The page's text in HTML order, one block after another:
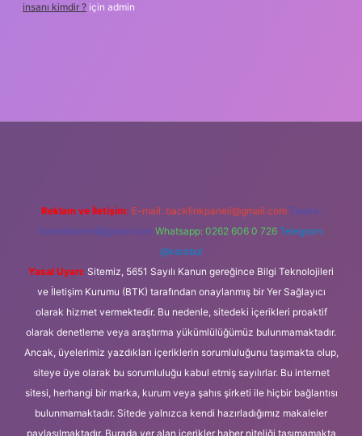
insanı kimdir ? için admin
Reklam ve İletişim: E-mail: backlinkpaneli@gmail.com Teams:
forumhizmeti@gmail.com Whatsapp: 0262 606 0 726 Telegram:
@karabul
Yasal Uyarı: Sitemiz, 5651 Sayılı Kanun gereğince Bilgi Teknolojileri
ve İletişim Kurumu (BTK) tarafından onaylanmış bir Yer Sağlayıcı
olarak hizmet vermektedir. Bu nedenle, sitedeki içerikleri proaktif
olarak denetleme veya araştırma yükümlülüğümüz bulunmamaktadır.
Ancak, üyelerimiz yazdıkları içeriklerin sorumluluğunu taşımakta olup,
siteye üye olarak bu sorumluluğu kabul etmiş sayılırlar. Bu internet
sitesi, herhangi bir marka, kurum veya şahıs şirketi ile hiçbir bağlantısı
bulunmamaktadır. Sitede yalnızca kendi hazırladığımız makaleler
paylaşılmaktadır. Burada yer alan içerikler haber niteliği taşımamakta